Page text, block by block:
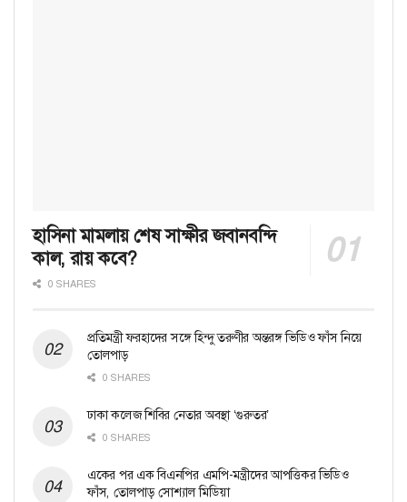
হাসিনা মামলায় শেষ সাক্ষীর জবানবন্দি
কাল, রায় কবে?
0 SHARES
প্রতিমন্ত্রী ফরহাদের সঙ্গে হিন্দু তরুণীর অন্তরঙ্গ ভিডিও ফাঁস নিয়ে
তোলপাড়
0 SHARES
ঢাকা কলেজ শিবির নেতার অবস্থা ‘গুরুতর’
0 SHARES
একের পর এক বিএনপির এমপি-মন্ত্রীদের আপত্তিকর ভিডিও
ফাঁস, তোলপাড় সোশ্যাল মিডিয়া